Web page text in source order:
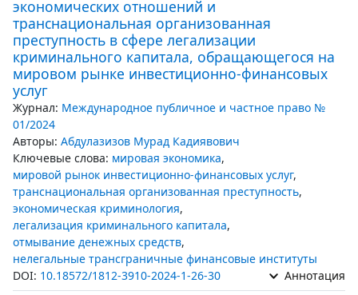
экономических отношений и
транснациональная организованная
преступность в сфере легализации
криминального капитала, обращающегося на
мировом рынке инвестиционно-финансовых
услуг
Журнал: Международное публичное и частное право №
01/2024
Авторы: Абдулазизов Мурад Кадиявович
Ключевые слова: мировая экономика,
мировой рынок инвестиционно-финансовых услуг,
транснациональная организованная преступность,
экономическая криминология,
легализация криминального капитала,
отмывание денежных средств,
нелегальные трансграничные финансовые институты
DOI: 10.18572/1812-3910-2024-1-26-30 Аннотация